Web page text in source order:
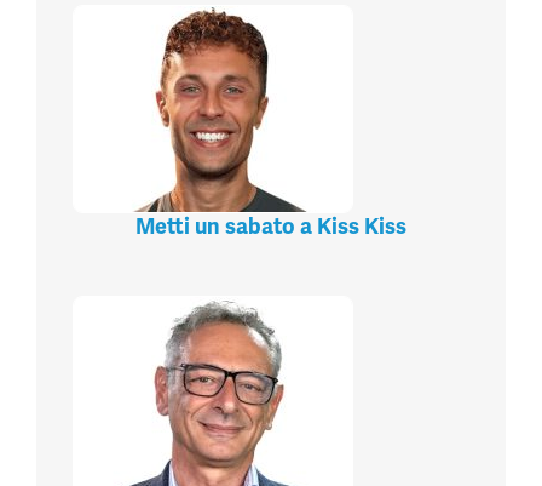
Metti un sabato a Kiss Kiss